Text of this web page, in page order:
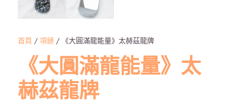
首頁 / 項鏈 / 《大圓滿龍能量》太赫茲龍牌
《大圓滿龍能量》太
赫茲龍牌